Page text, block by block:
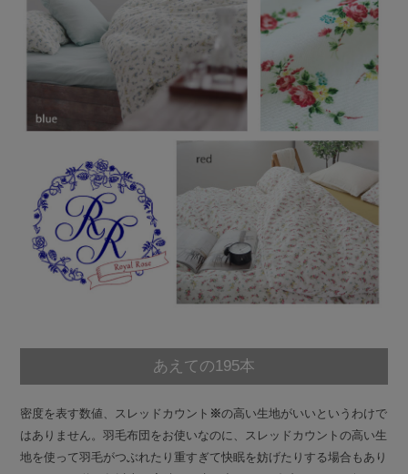
あえての195本
密度を表す数値、スレッドカウント ※の高い生地がいいというわけで
はありません。羽毛布団をお使いなのに、スレッドカウントの高い生
地を使って羽毛がつぶれたり重すぎて快眠を妨げたりする場合もあり